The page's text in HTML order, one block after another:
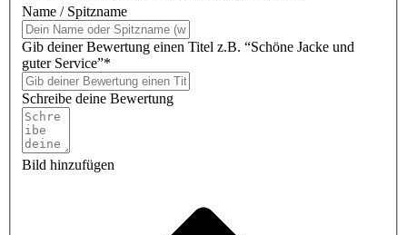
Name / Spitzname
Gib deiner Bewertung einen Titel z.B. “Schöne Jacke und
guter Service”*
Schreibe deine Bewertung
Bild hinzufügen